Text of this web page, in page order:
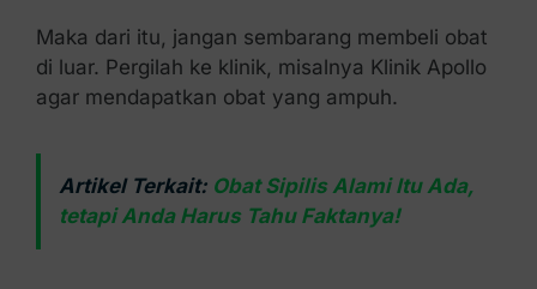
Maka dari itu, jangan sembarang membeli obat
di luar. Pergilah ke klinik, misalnya Klinik Apollo
agar mendapatkan obat yang ampuh.
Artikel Terkait: Obat Sipilis Alami Itu Ada,
tetapi Anda Harus Tahu Faktanya!